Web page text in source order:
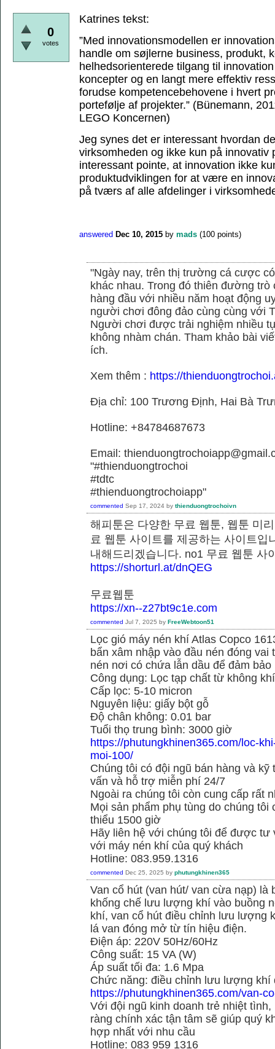
0
votes
Katrines tekst:
”Med innovationsmodellen er
handle om søjlerne business, produkt,
helhedsorienterede tilgang til
koncepter og en langt mere effektiv
forudse kompetencebehovene i hvert
portefølje af projekter.” (Bünemann,
LEGO Koncernen)
Jeg synes det er interessant hvordan
virksomheden og ikke kun på innovativ
interessant pointe, at innovation ikke
produktudviklingen for at være en
på tværs af alle afdelinger i
answered Dec 10, 2015 by mads (100 points)
"Ngày nay, trên thị trường cá cược
khác nhau. Trong đó thiên đường
hàng đầu với nhiều năm hoạt động
người chơi đông đảo cùng cùng với
Người chơi được trải nghiệm nhiều
không nhàm chán. Tham khảo bài
ích.
Xem thêm : https://
Địa chỉ: 100 Trương Định, Hai Bà
Hotline: +84784687673
Email:
"#thienduongtrochoi
#tdtc
#thienduongtrochoiapp"
commented Sep 17, 2024 by thienduongtrochoivn
해피툰은 다양한 무료 웹툰, 웹툰 미
료 웹툰 사이트를 제공하는 사이트
내해드리겠습니다. no1 무료 웹
https://shorturl.at/dnQEG
무료웹툰
https://xn--z27bt9c1e.com
commented Jul 7, 2025 by FreeWebtoon51
Lọc gió máy nén khí Atlas Copco
bẩn xâm nhập vào đầu nén đóng
nén nơi có chứa lẫn dầu để đảm
Công dụng: Lọc tạp chất từ không
Cấp lọc: 5-10 micron
Nguyên liệu: giấy bột gỗ
Độ chân không: 0.01 bar
Tuổi thọ trung bình: 3000 giờ
https://phutungkhinen365.com/loc-
moi-100/
Chúng tôi có đội ngũ bán hàng và
vấn và hỗ trợ miễn phí 24/7
Ngoài ra chúng tôi còn cung cấp rất
Mọi sản phẩm phụ tùng do chúng
thiểu 1500 giờ
Hãy liên hệ với chúng tôi để được tư
với máy nén khí của quý khách
Hotline: 083.959.1316
commented Dec 25, 2025 by phutungkhinen365
Van cổ hút (van hút/ van cừa nạp) là
khống chế lưu lượng khí vào buồng
khí, van cổ hút điều chỉnh lưu lượng
lá van đóng mở từ tín hiệu điện.
Điện áp: 220V 50Hz/60Hz
Công suất: 15 VA (W)
Áp suất tối đa: 1.6 Mpa
Chức năng: điều chỉnh lưu lượng khí
https://phutungkhinen365.com/van-
Với đội ngũ kinh doanh trẻ nhiệt
ràng chính xác tận tâm sẽ giúp quý
hợp nhất với nhu cầu
Hotline: 083 959 1316